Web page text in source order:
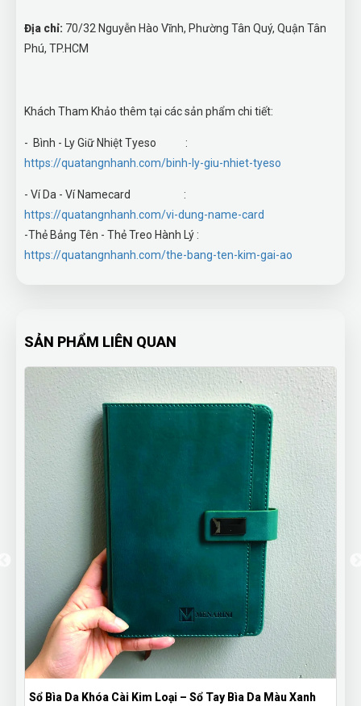
Địa chỉ: 70/32 Nguyễn Hào Vĩnh, Phường Tân Quý, Quận Tân
Phú, TP.HCM
Khách Tham Khảo thêm tại các sản phẩm chi tiết:
- Bình - Ly Giữ Nhiệt Tyeso :
https://quatangnhanh.com/binh-ly-giu-nhiet-tyeso
- Ví Da - Ví Namecard :
https://quatangnhanh.com/vi-dung-name-card
-Thẻ Bảng Tên - Thẻ Treo Hành Lý :
https://quatangnhanh.com/the-bang-ten-kim-gai-ao
SẢN PHẨM LIÊN QUAN
Sổ Bìa Da Khóa Cài Kim Loại – Sổ Tay Bìa Da Màu Xanh